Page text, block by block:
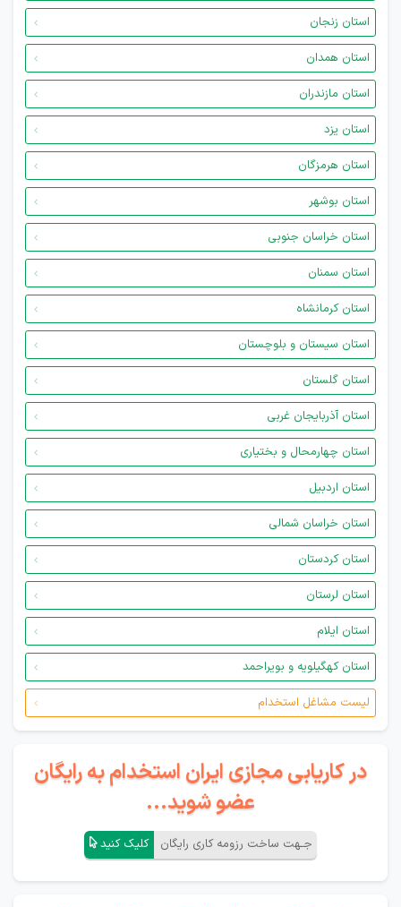
استان زنجان
استان همدان
استان مازندران
استان یزد
استان هرمزگان
استان بوشهر
استان خراسان جنوبی
استان سمنان
استان کرمانشاه
استان سیستان و بلوچستان
استان گلستان
استان آذربایجان غربی
استان چهارمحال و بختیاری
استان اردبیل
استان خراسان شمالی
استان کردستان
استان لرستان
استان ایلام
استان کهگیلویه و بویراحمد
لیست مشاغل استخدام
در کاریابی مجازی ایران استخدام به رایگان
عضو شوید...
جـهت ساخت رزومه کاری رایگان کلیک کنید